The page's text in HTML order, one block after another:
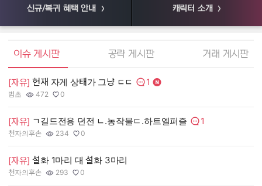
신규/복귀 혜택 안내 캐릭터 소개
엘소드 커뮤니티
이슈 게시판 공략 게시판 거래 게시판
[자유] 현재 자게 상태가 그냥 ㄷㄷ 댓글수:
1
작성자:
범초
조회수:
472
추천수:
0
[자유] ㄱ길드전용 던전 ㄴ.농작물ㄷ.하트엘퍼즐 댓글수:
1
작성자:
천자의후손
조회수:
234
추천수:
0
[자유] 설화 1마리 대 설화 3마리
작성자:
천자의후손
조회수:
293
추천수:
0